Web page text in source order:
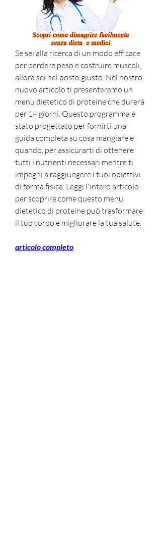
Se sei alla ricerca di un modo efficace
per perdere peso e costruire muscoli,
allora sei nel posto giusto. Nel nostro
nuovo articolo ti presenteremo un
menu dietetico di proteine ​​che durerà
per 14 giorni. Questo programma è
stato progettato per fornirti una
guida completa su cosa mangiare e
quando, per assicurarti di ottenere
tutti i nutrienti necessari mentre ti
impegni a raggiungere i tuoi obiettivi
di forma fisica. Leggi l'intero articolo
per scoprire come questo menu
dietetico di proteine ​​può trasformare
il tuo corpo e migliorare la tua salute.
articolo completo